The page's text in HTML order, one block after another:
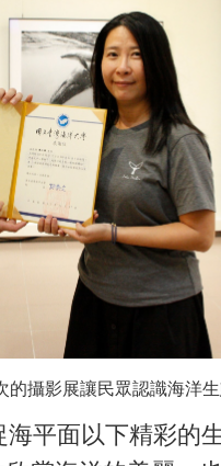
的攝影展讓民眾認識海洋
平面以下精彩的